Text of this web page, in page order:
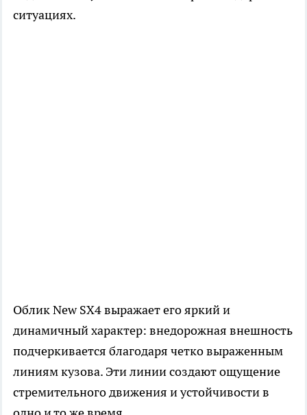
ситуациях.
Облик New SX4 выражает его яркий и
динамичный характер: внедорожная внешность
подчеркивается благодаря четко выраженным
линиям кузова. Эти линии создают ощущение
стремительного движения и устойчивости в